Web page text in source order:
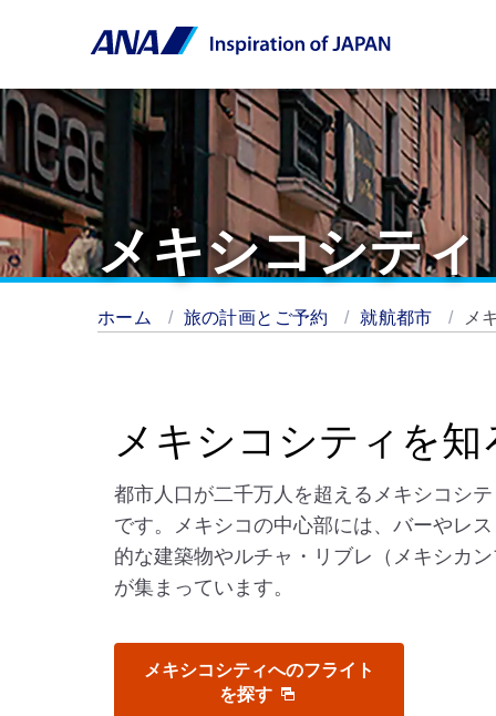
メキシコシティ
ホーム 旅の計画とご予約 就航都市 メ
メキシコシティを知
都市人口が二千万人を超えるメキシコシ
です。メキシコの中心部には、バーやレ
的な建築物やルチャ・リブレ（メキシカ
が集まっています。
メキシコシティへのフライト
を探す